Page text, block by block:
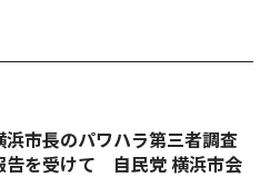
市長のパワハラ第三者調査
告を受けて 自民党 横浜市会